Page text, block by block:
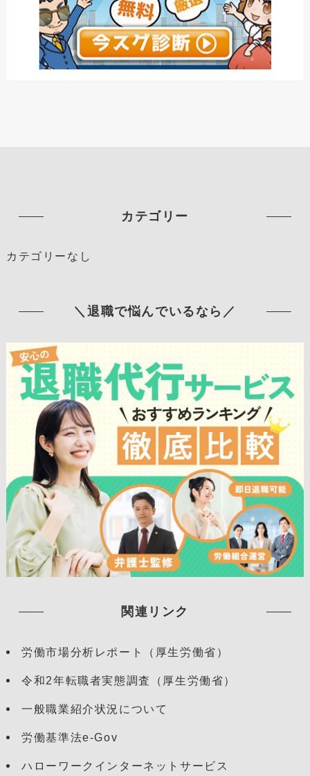
カテゴリー
カテゴリーなし
＼退職で悩んでいるなら／
関連リンク
労働市場分析レポート（厚生労働省）
令和2年転職者実態調査（厚生労働省）
一般職業紹介状況について
労働基準法e-Gov
ハローワークインターネットサービス